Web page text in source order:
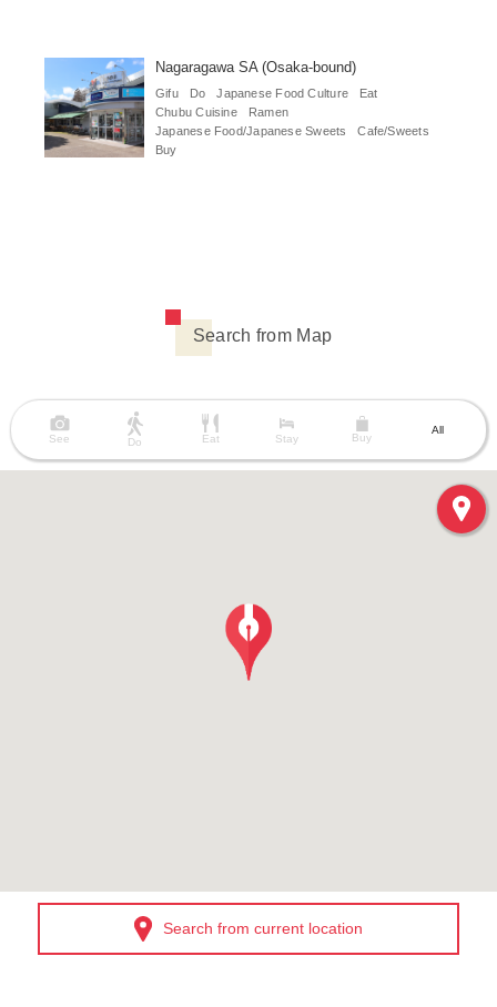
Nagaragawa SA (Osaka-bound)
Gifu Do Japanese Food Culture
Eat
Chubu Cuisine
Ramen
Japanese Food/Japanese Sweets
Cafe/Sweets
Buy
Search from Map
See Do Eat Stay Buy
All
Search from current location